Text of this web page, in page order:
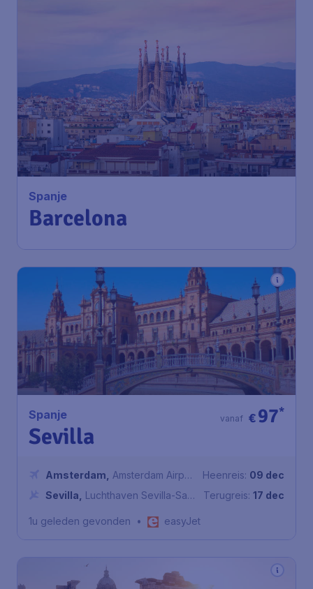
Spanje
Barcelona
Spanje
Sevilla
€97*
vanaf
Amsterdam
Amsterdam Airport
Schiphol
Sevilla
Luchthaven Sevilla-San
Heenreis: 09 dec
Terugreis: 17 dec
1u geleden gevonden • easyJet